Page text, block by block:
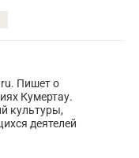
Пишет о
Кумертау.
культуры,
деятелей